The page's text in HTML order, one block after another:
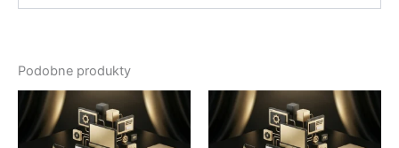
Podobne produkty